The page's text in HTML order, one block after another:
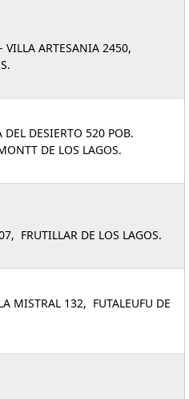
VILLA ARTESANIA 2450,
DESIERTO 520 POB.
DE LOS LAGOS.
FRUTILLAR DE LOS LAGOS.
MISTRAL 132, FUTALEUFU DE